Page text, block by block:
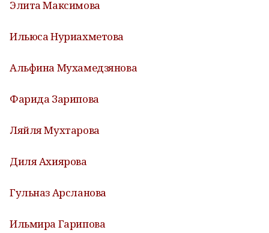
Элита Максимова
Ильюса Нуриахметова
Альфина Мухамедзянова
Фарида Зарипова
Ляйля Мухтарова
Диля Ахиярова
Гульназ Арсланова
Ильмира Гарипова